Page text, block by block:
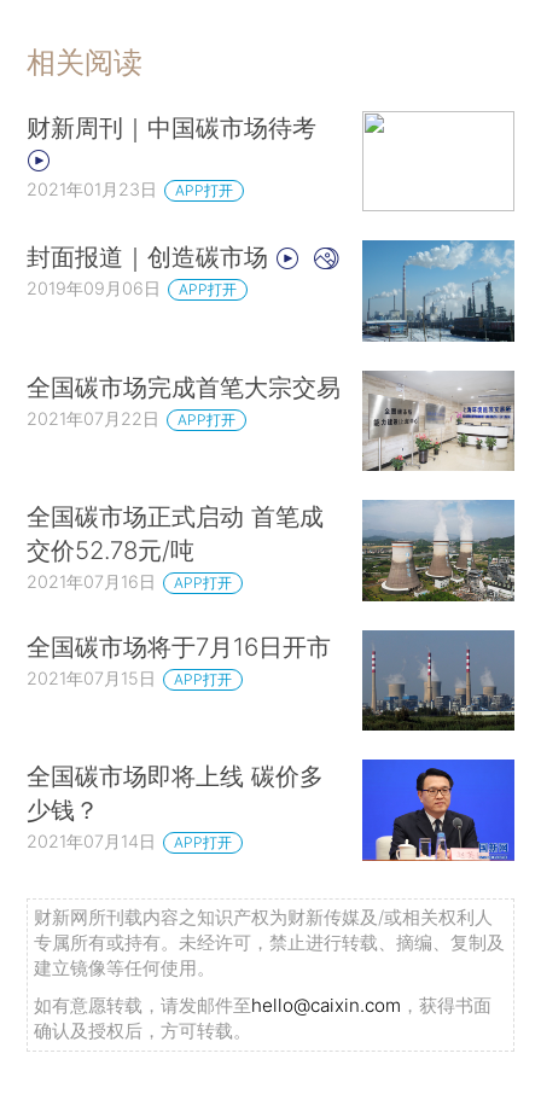
相关阅读
财新周刊｜中国碳市场待考
2021年01月23日 APP打开
封面报道｜创造碳市场
2019年09月06日 APP打开
全国碳市场完成首笔大宗交易
2021年07月22日 APP打开
全国碳市场正式启动 首笔成
交价52.78元/吨
2021年07月16日 APP打开
全国碳市场将于7月16日开市
2021年07月15日 APP打开
全国碳市场即将上线 碳价多
少钱？
2021年07月14日 APP打开
财新网所刊载内容之知识产权为财新传媒及/或相关权利人
专属所有或持有。未经许可，禁止进行转载、摘编、复制及
建立镜像等任何使用。
如有意愿转载，请发邮件至hello@caixin.com ，获得书面
确认及授权后，方可转载。